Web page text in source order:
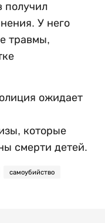
получил
У него
травмы,
ожидает
которые
смерти детей.
самоубийство